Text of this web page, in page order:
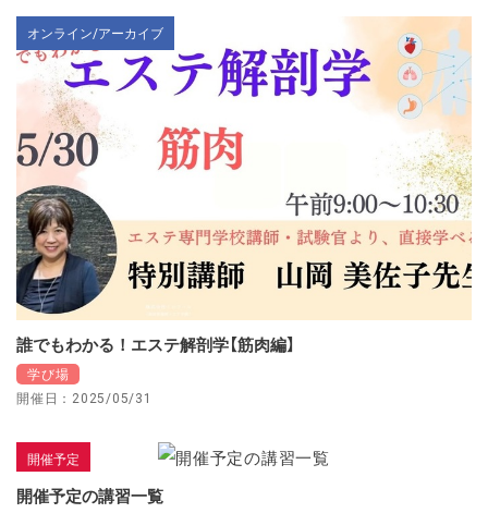
オンライン/アーカイブ
誰でもわかる！エステ解剖学【筋肉編】
学び場
開催日：2025/05/31
開催予定
開催予定の講習一覧